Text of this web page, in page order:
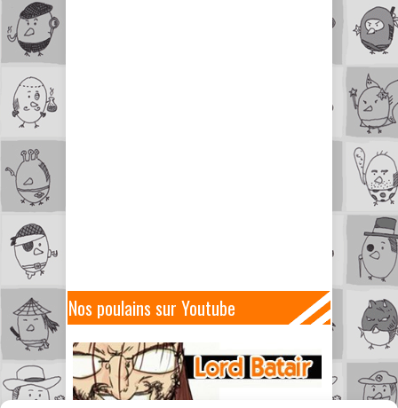
Nos poulains sur Youtube